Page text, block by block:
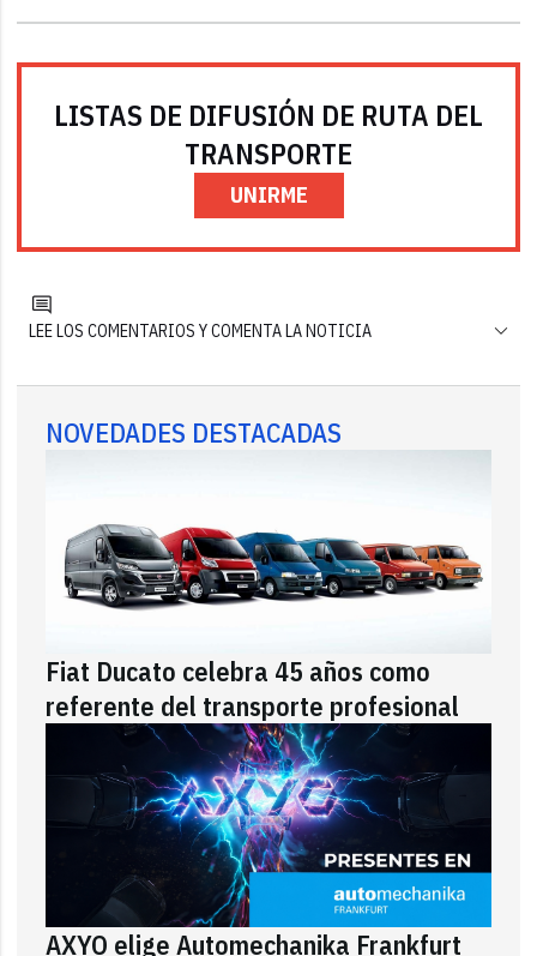
LISTAS DE DIFUSIÓN DE RUTA DEL
TRANSPORTE
UNIRME
LEE LOS COMENTARIOS Y COMENTA LA NOTICIA
NOVEDADES DESTACADAS
Fiat Ducato celebra 45 años como
referente del transporte profesional
AXYO elige Automechanika Frankfurt